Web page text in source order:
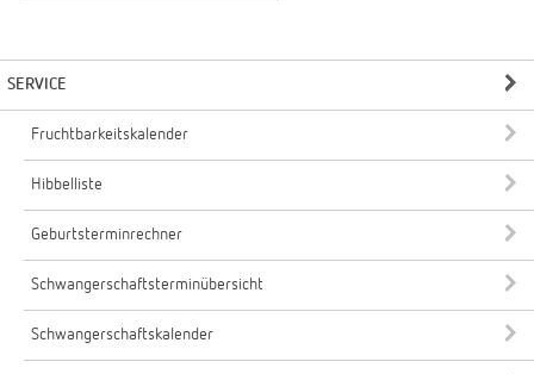
SERVICE
Fruchtbarkeitskalender
Hibbelliste
Geburtsterminrechner
Schwangerschaftsterminübersicht
Schwangerschaftskalender